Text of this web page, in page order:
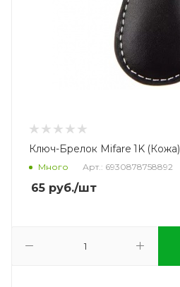
Ключ-Брелок Mifare 1K (Кожа)
Много Арт.: 6930878758892
65 руб./шт